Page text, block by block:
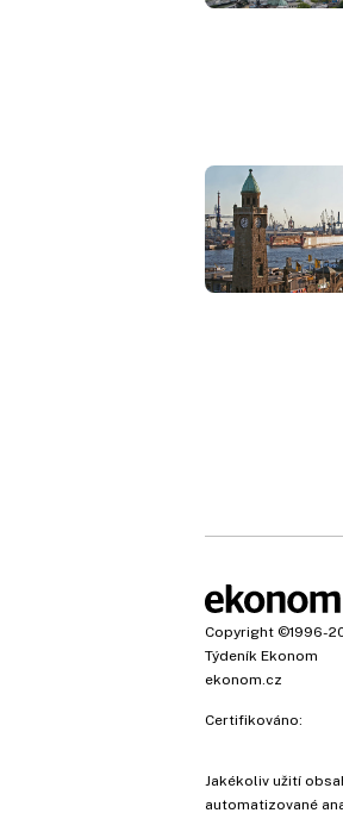
Copyright ©1996-
Týdeník Ekonom
ekonom.cz
Certifikováno:
Jakékoliv užití
automatizované